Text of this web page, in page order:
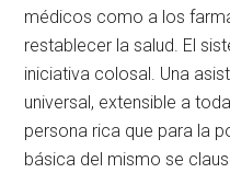
médicos como a los
restablecer la salud. El
iniciativa colosal. Una
universal, extensible a
persona rica que para la
básica del mismo se